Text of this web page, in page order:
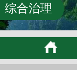
综合治理